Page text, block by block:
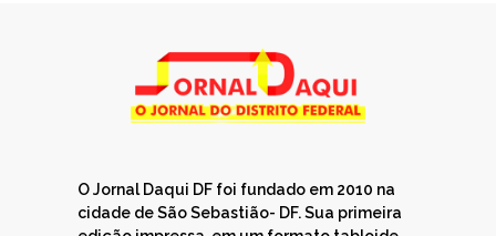
O Jornal Daqui DF foi fundado em 2010 na
cidade de São Sebastião- DF. Sua primeira